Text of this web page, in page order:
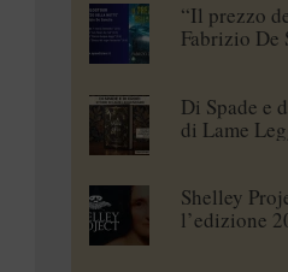
“Il prezzo
Fabrizio De
Di Spade e
di Lame
Shelley
l’edizione